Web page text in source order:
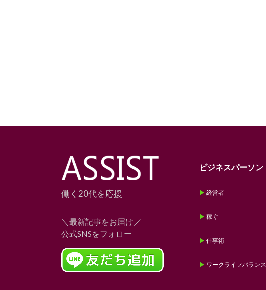
働く20代を応援
＼最新記事をお届け／
公式SNSをフォロー
ビジネスパーソン
経営者
稼ぐ
仕事術
ワークライフバランス